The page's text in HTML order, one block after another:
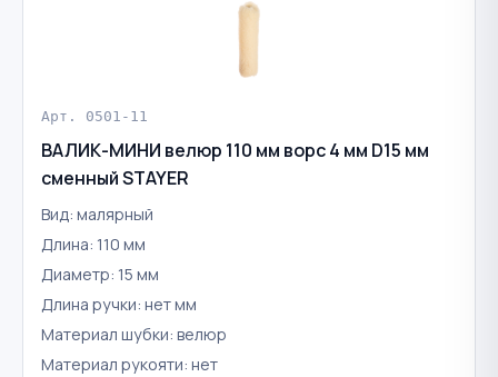
Арт. 0501-11
ВАЛИК-МИНИ велюр 110 мм ворс 4 мм D15 мм
сменный STAYER
Вид: малярный
Длина: 110 мм
Диаметр: 15 мм
Длина ручки: нет мм
Материал шубки: велюр
Материал рукояти: нет